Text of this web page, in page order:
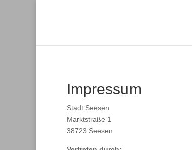
Impressum
Stadt Seesen
Marktstraße 1
38723 Seesen